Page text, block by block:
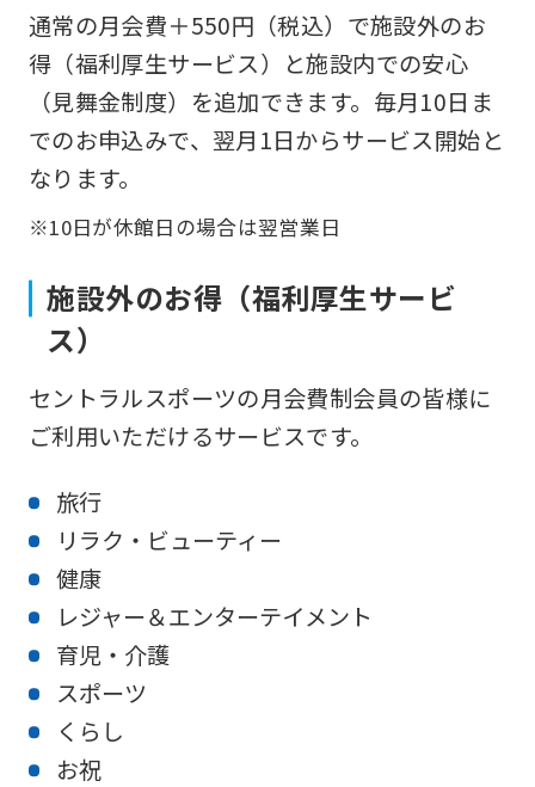
通常の月会費＋550円（税込）で施設外のお
得（福利厚生サービス）と施設内での安心
（見舞金制度）を追加できます。毎月10日ま
でのお申込みで、翌月1日からサービス開始と
なります。
※10日が休館日の場合は翌営業日
施設外のお得（福利厚生サービ
ス）
セントラルスポーツの月会費制会員の皆様に
ご利用いただけるサービスです。
旅行
リラク・ビューティー
健康
レジャー＆エンターテイメント
育児・介護
スポーツ
くらし
お祝